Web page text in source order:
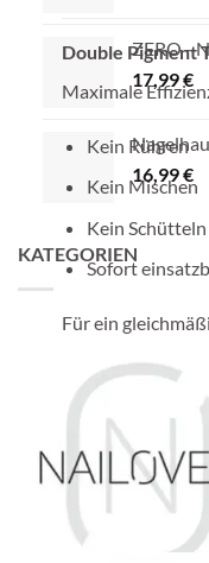
Double Pigment
Maximale
Kein Rühren
Kein Mischen
Kein Schütteln
Sofort
Für ein
Selbstglättende
Für präzises und
Selbstglättend
ZERO -
17,99€
16,99€
KATEGORIEN